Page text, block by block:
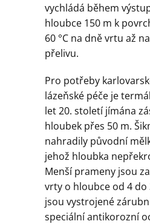
vychládá během
hloubce 150 m k
60 °C na dně vrtu až
přelivu.
Pro potřeby
lázeňské péče je
let 20. století jímána
hloubek přes 50 m.
nahradily původní
jehož hloubka
Menší prameny jsou
vrty o hloubce od 4 do
jsou vystrojené
speciální antikorozní